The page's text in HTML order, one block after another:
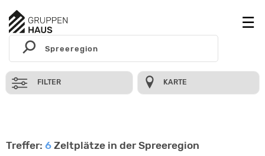
FILTER KARTE
Treffer: 6 Zeltplätze in der Spreeregion